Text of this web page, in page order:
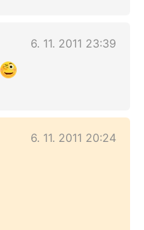
6. 11. 2011 23:39
6. 11. 2011 20:24